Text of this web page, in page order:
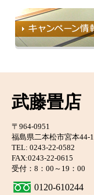
武藤畳店
〒964-0951
福島県二本松市宮本44-1
TEL: 0243-22-0582
FAX:0243-22-0615
受付：8：00～19：00
0120-610244